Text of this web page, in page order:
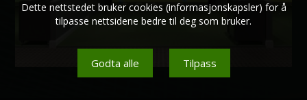
Dette nettstedet bruker cookies (informasjonskapsler) for å
tilpasse nettsidene bedre til deg som bruker.
Godta alle Tilpass